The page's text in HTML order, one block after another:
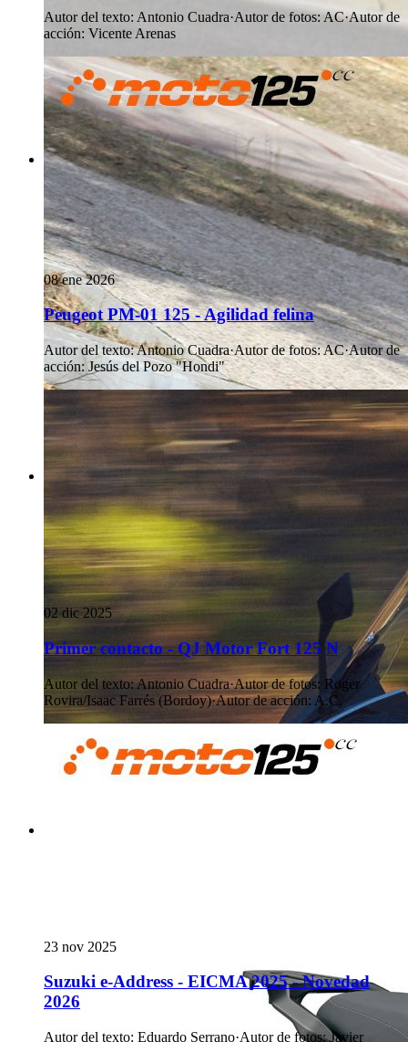
Autor del texto: Antonio Cuadra·Autor de fotos:AC·Autor de
acción: Vicente Arenas
08 ene 2026
Peugeot PM-01 125 - Agilidad felina
Autor del texto:Antonio Cuadra·Autor de fotos:AC·Autor de
acción: Jesús del Pozo "Hondi"
02 dic 2025
Primer contacto - QJ Motor Fort 125 N
Autor del texto:Antonio Cuadra·Autor de fotos: Roger
Rovira/Isaac Farrés (Bordoy)·Autor de acción:A.C.
23 nov 2025
Suzuki e-Address - EICMA 2025 - Novedad
2026
Autor del texto: Eduardo Serrano·Autor de fotos: Javier